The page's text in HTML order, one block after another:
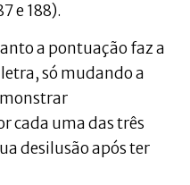
e 188).
a pontuação faz a
só mudando a
cada uma das três
desilusão após ter